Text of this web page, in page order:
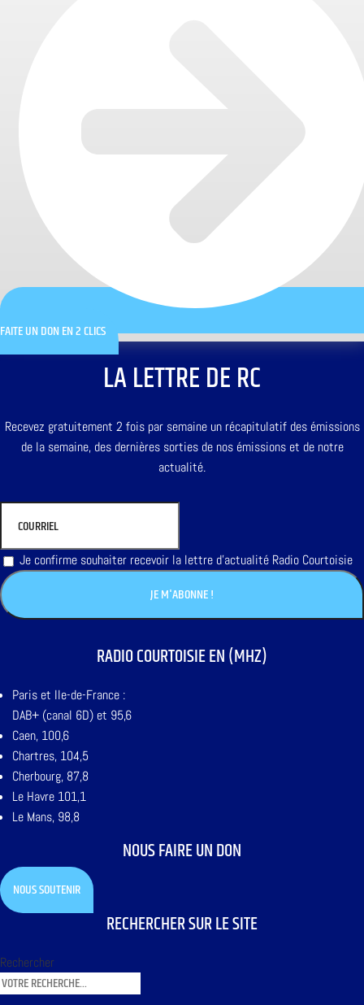
FAITE UN DON EN 2 CLICS
LA LETTRE DE RC
Recevez gratuitement 2 fois par semaine un récapitulatif des émissions
de la semaine, des dernières sorties de nos émissions et de notre
actualité.
Je confirme souhaiter recevoir la lettre d'actualité Radio Courtoisie
RADIO COURTOISIE EN (MHZ)
Paris et Ile-de-France :
DAB+ (canal 6D) et 95,6
Caen, 100,6
Chartres, 104,5
Cherbourg, 87,8
Le Havre 101,1
Le Mans, 98,8
NOUS FAIRE UN DON
NOUS SOUTENIR
RECHERCHER SUR LE SITE
Rechercher